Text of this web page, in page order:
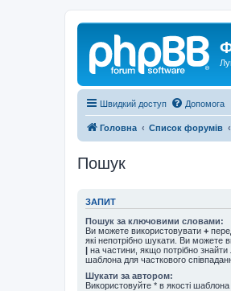
Швидкий доступ Допомога
Головна Список форумів
Пошук
ЗАПИТ
Пошук за ключовими словами:
Ви можете використовувати +
які непотрібно шукати. Ви можете
| на частини, якщо потрібно
шаблона для часткового
Шукати за автором:
Використовуйте * в якості шаблона